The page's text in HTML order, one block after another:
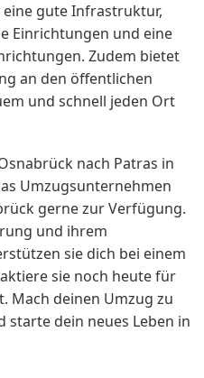
gute Infrastruktur,
Einrichtungen und eine
Zudem bietet
an den öffentlichen
und schnell jeden Ort
nach Patras in
Umzugsunternehmen
gerne zur Verfügung.
und ihrem
sie dich bei einem
sie noch heute für
Mach deinen Umzug zu
starte dein neues Leben in